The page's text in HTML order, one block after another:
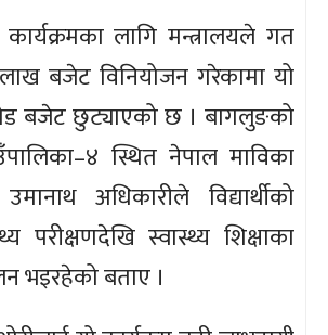
कार्यक्रमका लागि मन्त्रालयले गत
बजेट विनियोजन गरेकामा यो
बजेट छुट्याएको छ । बागलुङको
स्थित नेपाल माविका
अधिकारीले विद्यार्थीको
परीक्षणदेखि स्वास्थ्य शिक्षाका
भइरहेको बताए ।